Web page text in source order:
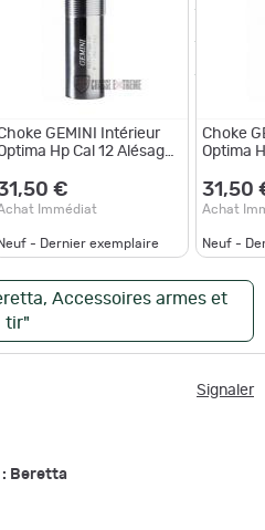
GEMINI Intérieur
Hp Cal 12 Alésage
€
Immédiat
Neuf - Dernier exemplaire
Choke
Optima
31,50
Achat
Neuf -
Accessoires armes et
tir"
Signaler
: Beretta